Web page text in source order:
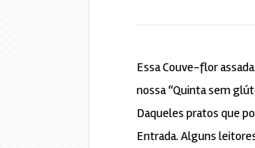
Essa Couve-flor
nossa “Quinta sem
Daqueles pratos que
Entrada. Alguns